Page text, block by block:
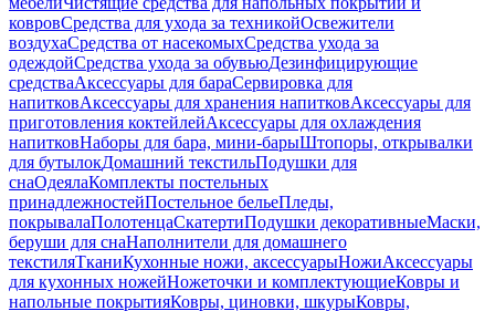
ковровСредства для ухода за техникойОсвежители
воздухаСредства от насекомыхСредства ухода за
одеждойСредства ухода за обувьюДезинфицирующие
средстваАксессуары для бараСервировка для
напитковАксессуары для хранения напитковАксессуары для
приготовления коктейлейАксессуары для охлаждения
напитковНаборы для бара, мини-барыШтопоры, открывалки
для бутылокДомашний текстильПодушки для
снаОдеялаКомплекты постельных
принадлежностейПостельное бельеПледы,
покрывалаПолотенцаСкатертиПодушки декоративныеМаски,
беруши для снаНаполнители для домашнего
текстиляТканиКухонные ножи, аксессуарыНожиАксессуары
для кухонных ножейНожеточки и комплектующиеКовры и
напольные покрытияКовры, циновки, шкурыКовры,